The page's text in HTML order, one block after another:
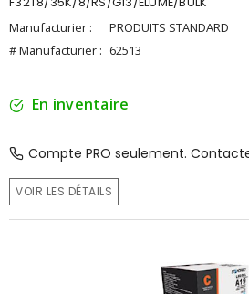
Manufacturier :
PRODUITS STANDARD
# Manufacturier : 62513
En inventaire
Compte PRO seulement.
VOIR LES DÉTAILS